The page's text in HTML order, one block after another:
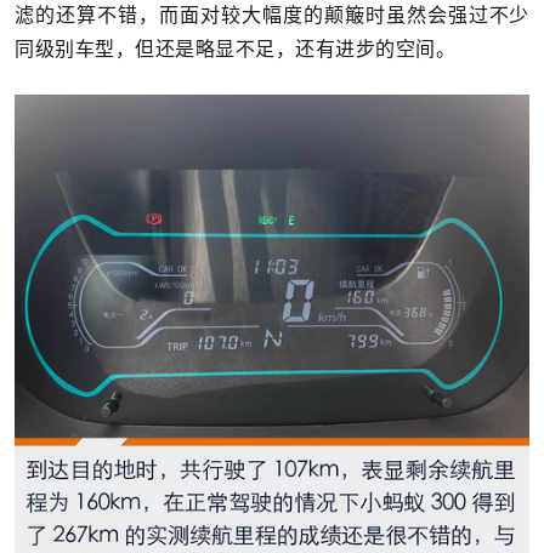
滤的还算不错，而面对较大幅度的颠簸时虽然会强过不少
同级别车型，但还是略显不足，还有进步的空间。